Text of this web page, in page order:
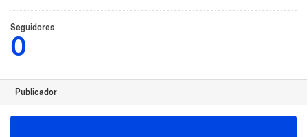
Seguidores
0
Publicador